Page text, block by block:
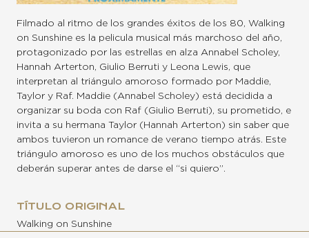
Filmado al ritmo de los grandes éxitos de los 80, Walking
on Sunshine es la pelicula musical más marchoso del año,
protagonizado por las estrellas en alza Annabel Scholey,
Hannah Arterton, Giulio Berruti y Leona Lewis, que
interpretan al triángulo amoroso formado por Maddie,
Taylor y Raf. Maddie (Annabel Scholey) está decidida a
organizar su boda con Raf (Giulio Berruti), su prometido, e
invita a su hermana Taylor (Hannah Arterton) sin saber que
ambos tuvieron un romance de verano tiempo atrás. Este
triángulo amoroso es uno de los muchos obstáculos que
deberán superar antes de darse el “si quiero”.
TÍTULO ORIGINAL
Walking on Sunshine